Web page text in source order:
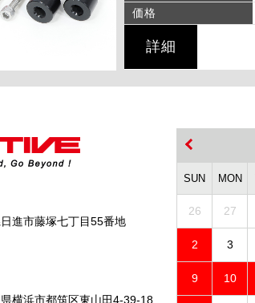
価格
詳細
進市藤塚七丁目55番地
横浜市都筑区東山田4-39-18
SUN MON
26 27
2 3
9 10